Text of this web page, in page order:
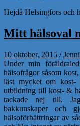
Hejdå Helsingfors och
Mitt hälsoval
10 oktober, 2015 /
Under min
hälsofrågor såsom
läst mycket om
utbildning till kost- &
tackade nej till.
bakkunskaper och
hälsoförbättringar av